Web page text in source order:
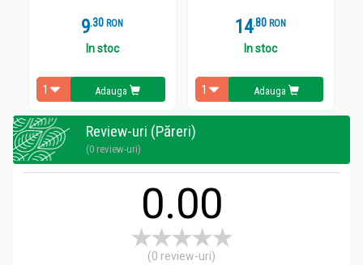
9.3 RON
In stoc
Adauga
14.8 RON
In stoc
Adauga
Review-uri (Păreri)
(0 review-uri)
0.00
(0 review-uri)